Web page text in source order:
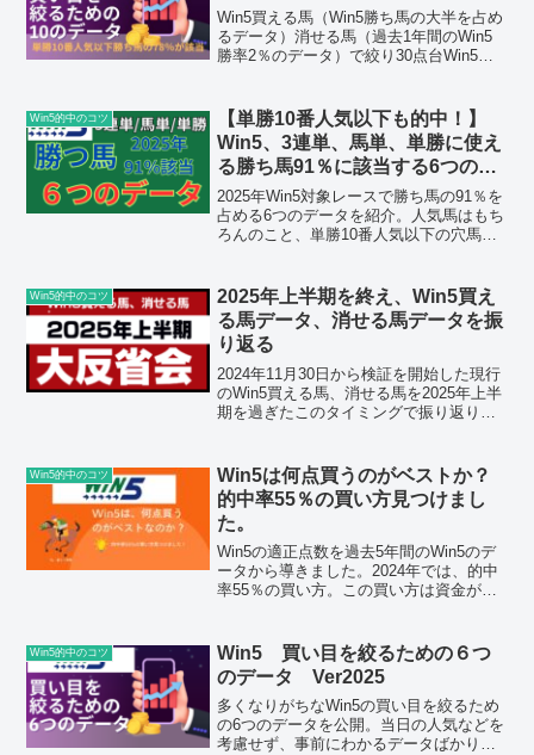
Win5買える馬（Win5勝ち馬の大半を占め
るデータ）消せる馬（過去1年間のWin5
勝率2％のデータ）で絞り30点台Win5で
せる馬5つのデータを詳細に解説。過去半
年間のWin5単勝10番人気以降の勝ち馬9
頭の内7頭を的中。
Win5的中のコツ
【単勝10番人気以下も的中！】
Win5、3連単、馬単、単勝に使え
る勝ち馬91％に該当する6つのデ
ータ
2025年Win5対象レースで勝ち馬の91％を
占める6つのデータを紹介。人気馬はもち
ろんのこと、単勝10番人気以下の穴馬も
愛好者にもオススメ
Win5的中のコツ
2025年上半期を終え、Win5買え
る馬データ、消せる馬データを振
り返る
2024年11月30日から検証を開始した現行
のWin5買える馬、消せる馬を2025年上半
期を過ぎたこのタイミングで振り返りま
馬、消せる馬のデータの取扱をシュミレ
ーションにて決定。
Win5的中のコツ
Win5は何点買うのがベストか？
的中率55％の買い方見つけまし
た。
Win5の適正点数を過去5年間のWin5のデ
ータから導きました。2024年では、的中
率55％の買い方。この買い方は資金が必
Win5的中のコツ
Win5 買い目を絞るための６つ
のデータ Ver2025
多くなりがちなWin5の買い目を絞るため
の6つのデータを公開。当日の人気などを
考慮せず、事前にわかるデータばかりな